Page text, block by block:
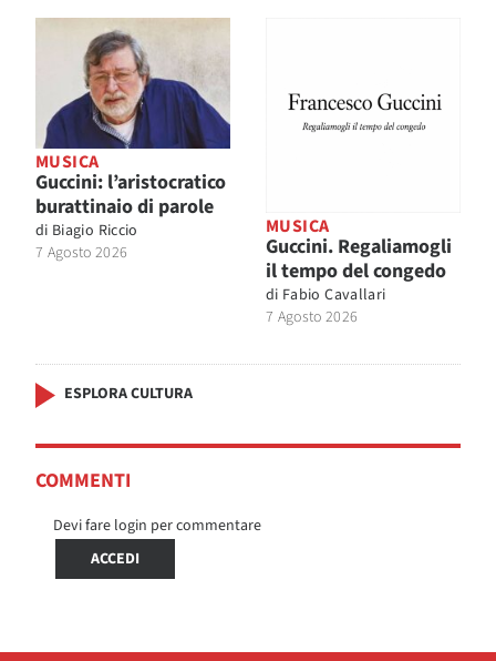
MUSICA
Guccini: l’aristocratico
burattinaio di parole
di Biagio Riccio
7 Agosto 2026
MUSICA
Guccini. Regaliamogli
il tempo del congedo
di Fabio Cavallari
7 Agosto 2026
ESPLORA CULTURA
COMMENTI
Devi fare login per commentare
ACCEDI